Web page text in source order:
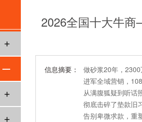
2026全国十大牛
信息摘要：
做砂浆20年，
进军全域营销，
从满腹狐疑到听话
彻底击碎了垫款旧
告别卑微求款，重